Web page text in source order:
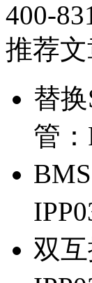
400-
推荐
替
管：
双